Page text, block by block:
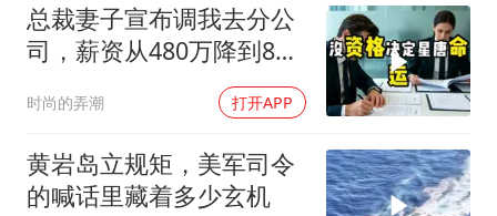
总裁妻子宣布调我去分公
司，薪资从480万降到8
时尚的弄潮 打开APP
黄岩岛立规矩，美军司令
的喊话里藏着多少玄机